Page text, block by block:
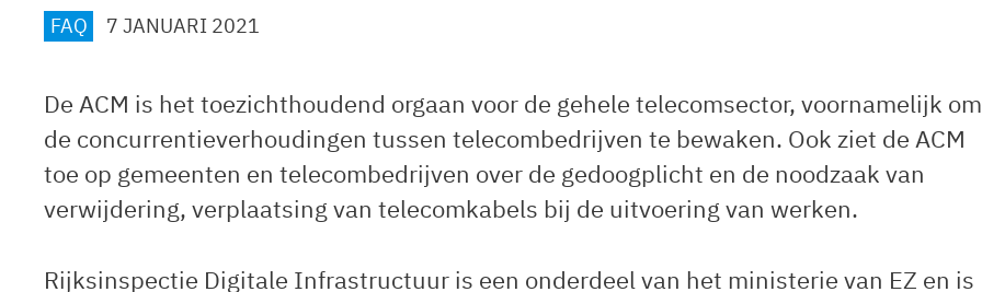
CATEGORIEËN
FAQ 7 JANUARI 2021
De ACM is het toezichthoudend orgaan voor de gehele telecomsector, voornamelijk om
de concurrentieverhoudingen tussen telecombedrijven te bewaken. Ook ziet de ACM
toe op gemeenten en telecombedrijven over de gedoogplicht en de noodzaak van
verwijdering, verplaatsing van telecomkabels bij de uitvoering van werken.
Rijksinspectie Digitale Infrastructuur is een onderdeel van het ministerie van EZ en is